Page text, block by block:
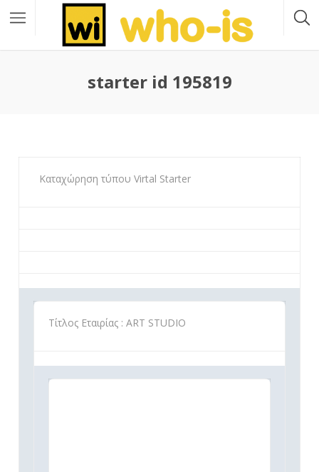
starter id 195819
Καταχώρηση τύπου Virtal Starter
Τίτλος Εταιρίας : ART STUDIO